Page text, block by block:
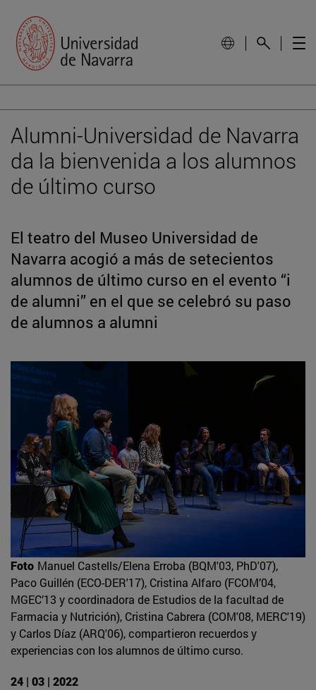
Alumni-Universidad de Navarra
da la bienvenida a los alumnos
de último curso
El teatro del Museo Universidad de
Navarra acogió a más de setecientos
alumnos de último curso en el evento “i
de alumni” en el que se celebró su paso
de alumnos a alumni
Foto Manuel Castells/Elena Erroba (BQM'03, PhD'07),
Paco Guillén (ECO-DER'17), Cristina Alfaro (FCOM’04,
MGEC’13 y coordinadora de Estudios de la facultad de
Farmacia y Nutrición), Cristina Cabrera (COM'08, MERC'19)
y Carlos Díaz (ARQ'06), compartieron recuerdos y
experiencias con los alumnos de último curso.
24 | 03 | 2022